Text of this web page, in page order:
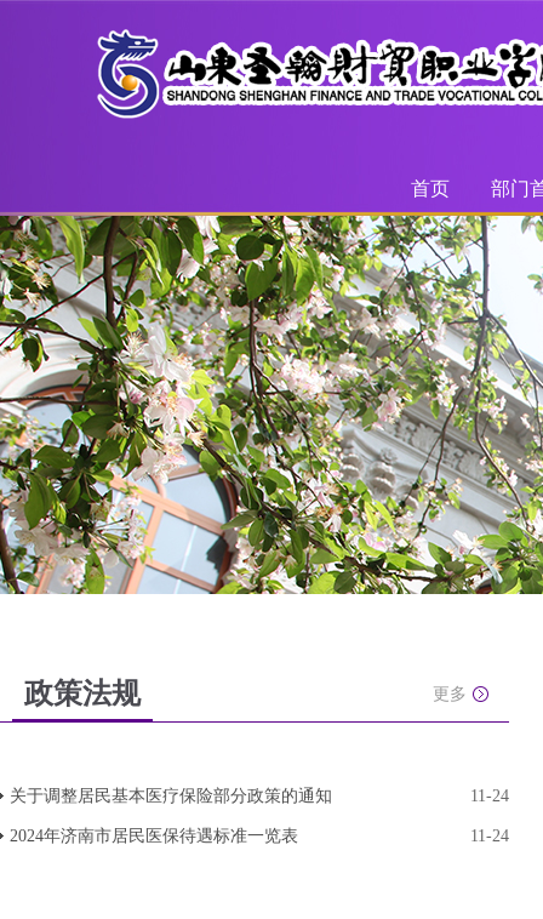
首页 部门
政策法规 更多
关于调整居民基本医疗保险部分政策的通知 11-24
2024年济南市居民医保待遇标准一览表 11-24